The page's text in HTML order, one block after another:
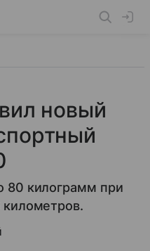
новый
80 килограмм при